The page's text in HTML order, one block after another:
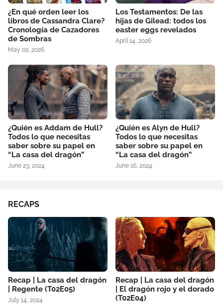
¿En qué orden leer los
libros de Cassandra Clare?
Cronología de Cazadores
de Sombras
May 02, 2026
Los Testamentos: De las
hijas de Gilead: todos los
easter eggs revelados
April 14, 2026
¿Quién es Addam de Hull?
Todos lo que necesitas
saber sobre su papel en
“La casa del dragón”
June 23, 2024
¿Quién es Alyn de Hull?
Todos lo que necesitas
saber sobre su papel en
“La casa del dragón”
June 16, 2024
RECAPS
Recap | La casa del dragón
| Regente (T02E05)
July 14, 2024
Recap | La casa del dragón
| El dragón rojo y el dorado
(T02E04)